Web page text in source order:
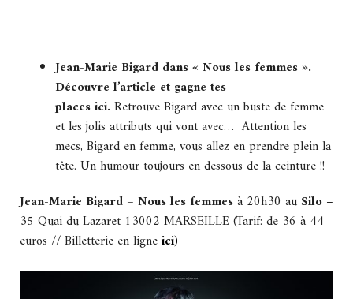
Jean-Marie Bigard dans « Nous les femmes ».
Découvre l’article et gagne tes
places ici. Retrouve Bigard avec un buste de femme
et les jolis attributs qui vont avec… Attention les
mecs, Bigard en femme, vous allez en prendre plein la
tête. Un humour toujours en dessous de la ceinture !!
Jean-Marie Bigard – Nous les femmesà 20h30 au Silo –
35 Quai du Lazaret 13002 MARSEILLE (Tarif: de 36 à 44
euros // Billetterie en ligneici)